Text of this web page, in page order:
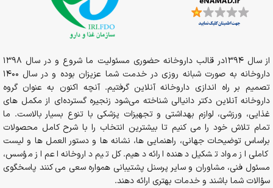
از سال 1394در قالب داروخانه حضوری مسئولیت ما شروع و در سال 1398
داروخانه به صورت شبانه روزی در خدمت شما عزیزان بوده و در سال 1400
تصمیم بر راه اندازی داروخانه آنلاین گرفتیم. آنچه اکنون به عنوان گروه
داروخانه آنلاین دکتر دانیالی شناخته می‌شود زنجیره گسترده‌ای از مکمل های
غذایی، ورزشی، لوازم بهداشتی و تجهیزات پزشکی با تنوع بسیار بالاست. ما
تمام تلاش خود را می کنیم تا بیشترین انتخاب را با شرح کامل محصولات
براساس توضیحات جهانی، راهنمایی ها، نشانه ها و دستور العمل ها و لیست
کاملی از مواد تشکیل دهنده ارائه دهیم. کل تیم داروخانه اعم از مؤسس،
مسئول فنی، مشاوران و سایر پرسنل پشتیبانی همواره سعی می کنند پاسخگوی
سؤالات شما باشند و خدمات بهتری ارائه دهند.